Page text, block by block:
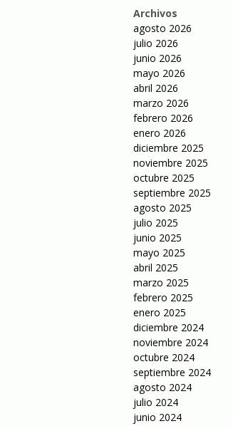
Archivos
agosto 2026
julio 2026
junio 2026
mayo 2026
abril 2026
marzo 2026
febrero 2026
enero 2026
diciembre 2025
noviembre 2025
octubre 2025
septiembre 2025
agosto 2025
julio 2025
junio 2025
mayo 2025
abril 2025
marzo 2025
febrero 2025
enero 2025
diciembre 2024
noviembre 2024
octubre 2024
septiembre 2024
agosto 2024
julio 2024
junio 2024